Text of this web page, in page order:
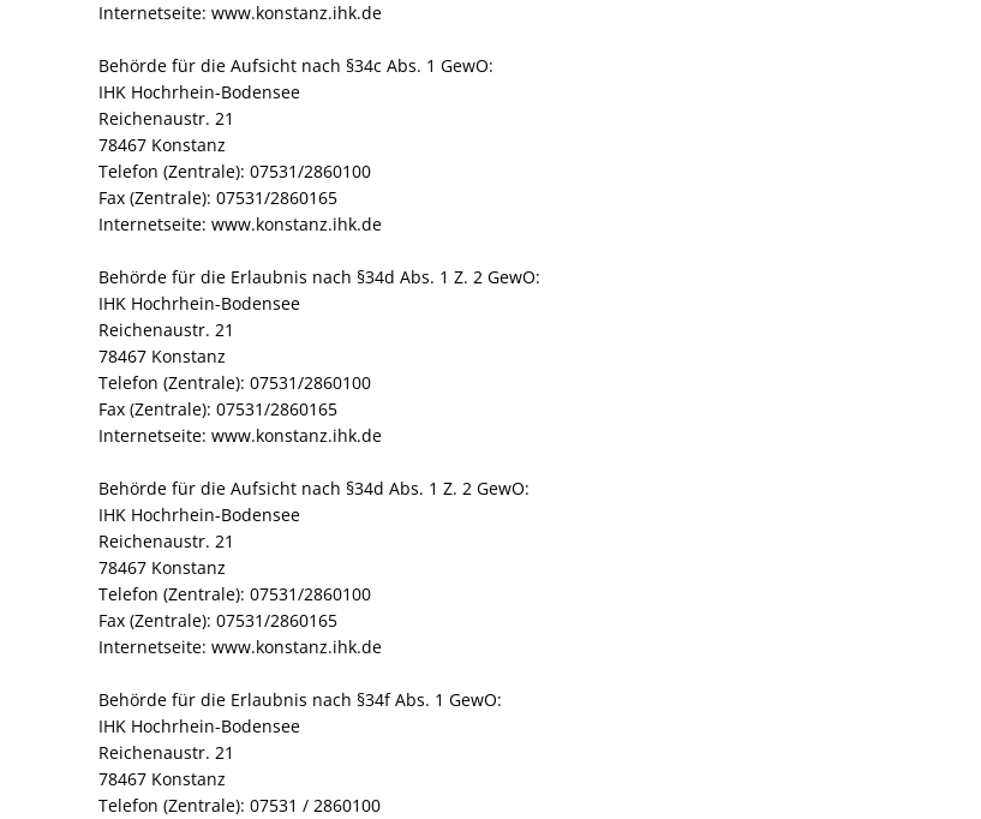
Internetseite: www.konstanz.ihk.de
Behörde für die Aufsicht nach §34c Abs. 1 GewO:
‍IHK Hochrhein-Bodensee
Reichenaustr. 21
78467 Konstanz
Telefon (Zentrale): 07531/2860100
Fax (Zentrale): 07531/2860165
Internetseite: www.konstanz.ihk.de
Behörde für die Erlaubnis nach §34d Abs. 1 Z. 2 GewO:
IHK Hochrhein-Bodensee
Reichenaustr. 21
78467 Konstanz
Telefon (Zentrale): 07531/2860100
Fax (Zentrale): 07531/2860165
Internetseite: www.konstanz.ihk.de
Behörde für die Aufsicht nach §34d Abs. 1 Z. 2 GewO:
IHK Hochrhein-Bodensee
Reichenaustr. 21
78467 Konstanz
Telefon (Zentrale): 07531/2860100
Fax (Zentrale): 07531/2860165
Internetseite: www.konstanz.ihk.de
Behörde für die Erlaubnis nach §34f Abs. 1 GewO:
IHK Hochrhein-Bodensee
Reichenaustr. 21
78467 Konstanz
Telefon (Zentrale): 07531 / 2860100